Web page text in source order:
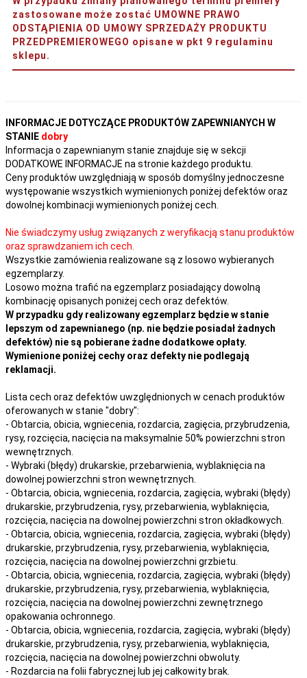
zastosowane może zostać UMOWNE PRAWO
ODSTĄPIENIA OD UMOWY SPRZEDAŻY PRODUKTU
PRZEDPREMIEROWEGO opisane w pkt 9 regulaminu
sklepu.
INFORMACJE DOTYCZĄCE PRODUKTÓW ZAPEWNIANYCH W
STANIE dobry
Informacja o zapewnianym stanie znajduje się w sekcji
DODATKOWE INFORMACJE na stronie każdego produktu.
Ceny produktów uwzględniają w sposób domyślny jednoczesne
występowanie wszystkich wymienionych poniżej defektów oraz
dowolnej kombinacji wymienionych poniżej cech.
Nie świadczymy usług związanych z weryfikacją stanu produktów
oraz sprawdzaniem ich cech.
Wszystkie zamówienia realizowane są z losowo wybieranych
egzemplarzy.
Losowo można trafić na egzemplarz posiadający dowolną
kombinację opisanych poniżej cech oraz defektów.
W przypadku gdy realizowany egzemplarz będzie w stanie
lepszym od zapewnianego (np. nie będzie posiadał żadnych
defektów) nie są pobierane żadne dodatkowe opłaty.
Wymienione poniżej cechy oraz defekty nie podlegają
reklamacji.
Lista cech oraz defektów uwzględnionych w cenach produktów
oferowanych w stanie "dobry":
- Obtarcia, obicia, wgniecenia, rozdarcia, zagięcia, przybrudzenia,
rysy, rozcięcia, nacięcia na maksymalnie 50% powierzchni stron
wewnętrznych.
- Wybraki (błędy) drukarskie, przebarwienia, wyblaknięcia na
dowolnej powierzchni stron wewnętrznych.
- Obtarcia, obicia, wgniecenia, rozdarcia, zagięcia, wybraki (błędy)
drukarskie, przybrudzenia, rysy, przebarwienia, wyblaknięcia,
rozcięcia, nacięcia na dowolnej powierzchni stron okładkowych.
- Obtarcia, obicia, wgniecenia, rozdarcia, zagięcia, wybraki (błędy)
drukarskie, przybrudzenia, rysy, przebarwienia, wyblaknięcia,
rozcięcia, nacięcia na dowolnej powierzchni grzbietu.
- Obtarcia, obicia, wgniecenia, rozdarcia, zagięcia, wybraki (błędy)
drukarskie, przybrudzenia, rysy, przebarwienia, wyblaknięcia,
rozcięcia, nacięcia na dowolnej powierzchni zewnętrznego
opakowania ochronnego.
- Obtarcia, obicia, wgniecenia, rozdarcia, zagięcia, wybraki (błędy)
drukarskie, przybrudzenia, rysy, przebarwienia, wyblaknięcia,
rozcięcia, nacięcia na dowolnej powierzchni obwoluty.
- Rozdarcia na folii fabrycznej lub jej całkowity brak.